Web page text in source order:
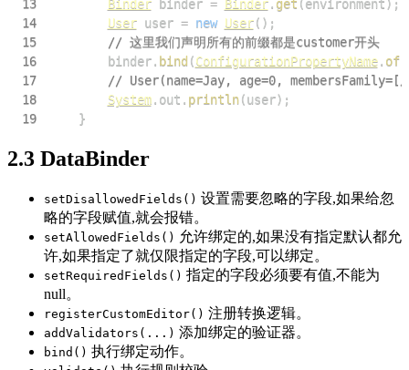
13
Binder binder = Binder. get (environment) ;
14
User user = new User( ) ;
15
// 这里我们声明所有的前缀都是customer开头
16
        binder
. bind (ConfigurationPropertyName. of(
17
// User(name=Jay, age=0, membersFamily=[
18
System. out . println(user) ;
19
}
2.3 DataBinder
setDisallowedFields() 设置需要忽略的字段,如果给忽
略的字段赋值,就会报错。
setAllowedFields() 允许绑定的,如果没有指定默认都允
许,如果指定了就仅限指定的字段,可以绑定。
setRequiredFields() 指定的字段必须要有值,不能为
null。
registerCustomEditor() 注册转换逻辑。
addValidators(...) 添加绑定的验证器。
bind() 执行绑定动作。